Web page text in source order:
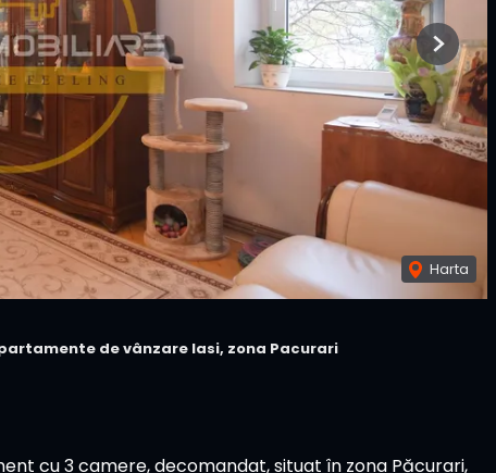
Harta
Next
de vânzare Iasi, zona Pacurari
cu 3 camere, decomandat, situat în zona Păcurari,